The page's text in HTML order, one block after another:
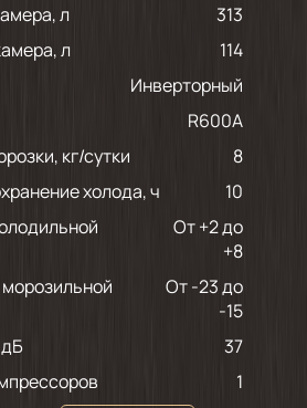
л
313
л
114
Инверторный
R600A
кг/сутки
8
холода, ч
10
от +2 до
+8
от -23 до
-15
37
1